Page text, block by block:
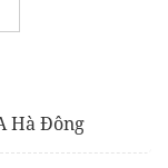
Hà Đông